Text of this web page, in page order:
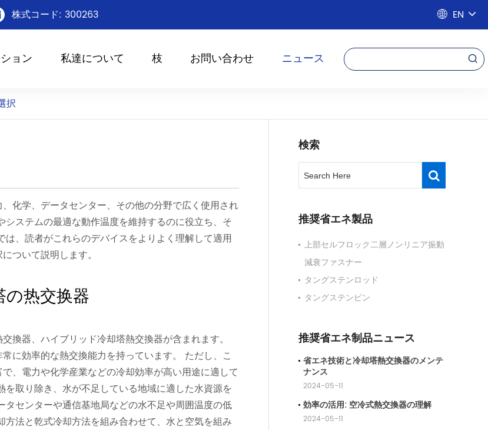
株式コード: 300263  EN
ョン 私達について 枝 お問い合わせ ニュース 
択
化学、データセンター、その他の分野で広く使用され
ステムの最適な動作温度を維持するのに役立ち、そ
、読者がこれらのデバイスをよりよく理解して適用
ついて説明します。
热交换器
換器、ハイブリッド冷却塔熱交換器が含まれます。
に効率的な熱交換能力を持っています。 ただし、こ
、電力や化学産業などの冷却効率が高い用途に適して
取り除き、水が不足している地域に適した水資源を
センターや通信基地局などの水不足や周囲温度の低
法と乾式冷却方法を組み合わせて、水と空気を組み
検索
推奨省エネ製品
上部セルフロック二層ノンリニア振動
減衰ファスナー
タングステンロッド
タングステンピン
推奨省エネ制品ニュース
省エネ技術と冷却塔熱交換器のメンテ
ナンス
2024-05-11
効率の活用: 空冷式熱交換器の理解
2024-05-11